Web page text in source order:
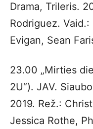
Drama, Trileris.
Rodriguez.
Evigan, Sean
23.00 „Mirties
2U“). JAV.
2019. Rež.:
Jessica Rothe,